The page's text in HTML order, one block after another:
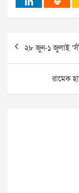
Post
navigation
২৮ জুন-১ জুলাই
রামেক